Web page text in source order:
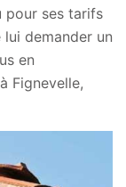
pour ses tarifs
demander un
en
Fignevelle,